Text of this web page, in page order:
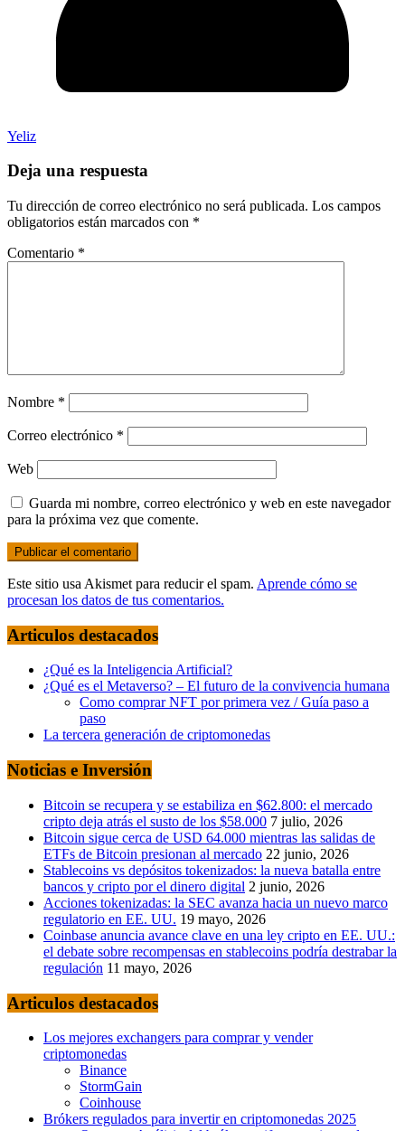
Yeliz
Deja una respuesta
Tu dirección de correo electrónico no será publicada. Los campos
obligatorios están marcados con *
Comentario *
Nombre *
Correo electrónico *
Web
Guarda mi nombre, correo electrónico y web en este navegador
para la próxima vez que comente.
Este sitio usa Akismet para reducir el spam. Aprende cómo se
procesan los datos de tus comentarios.
Articulos destacados
¿Qué es la Inteligencia Artificial?
¿Qué es el Metaverso? – El futuro de la convivencia humana
Como comprar NFT por primera vez / Guía paso a
paso
La tercera generación de criptomonedas
Noticias e Inversión
Bitcoin se recupera y se estabiliza en $62.800: el mercado
cripto deja atrás el susto de los $58.000 7 julio, 2026
Bitcoin sigue cerca de USD 64.000 mientras las salidas de
ETFs de Bitcoin presionan al mercado 22 junio, 2026
Stablecoins vs depósitos tokenizados: la nueva batalla entre
bancos y cripto por el dinero digital 2 junio, 2026
Acciones tokenizadas: la SEC avanza hacia un nuevo marco
regulatorio en EE. UU. 19 mayo, 2026
Coinbase anuncia avance clave en una ley cripto en EE. UU.:
el debate sobre recompensas en stablecoins podría destrabar la
regulación 11 mayo, 2026
Articulos destacados
Los mejores exchangers para comprar y vender
criptomonedas
Binance
StormGain
Coinhouse
Brókers regulados para invertir en criptomonedas 2025